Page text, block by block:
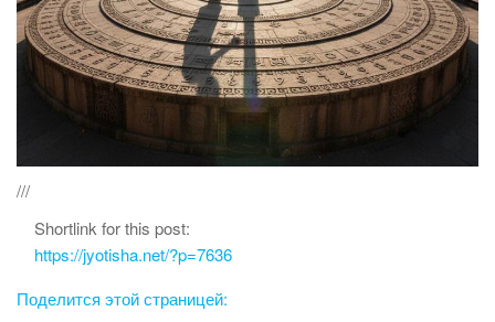
///
Shortlink for this post:
https://jyotisha.net/?p=7636
Поделится этой страницей: